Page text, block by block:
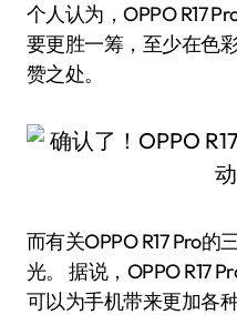
个人认为，OPPO R17
要更胜一筹，至少在色
赞之处。
而有关OPPO R17 Pro
光。 据说，OPPO R17
可以为手机带来更加各